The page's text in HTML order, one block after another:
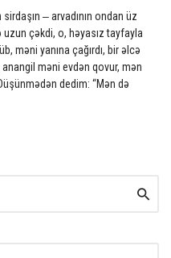
– arvadının ondan üz
çəkdi, o, həyasız tayfayla
məni yanına çağırdı, bir əlcə
məni evdən qovur, mən
dedim: “Mən də